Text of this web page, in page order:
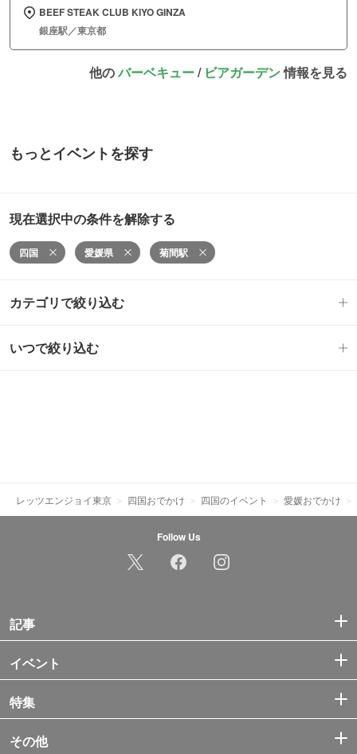
BEEF STEAK CLUB KIYO GINZA
銀座駅／東京都
他のバーベキュー/ ビアガーデン情報を見る
もっとイベントを探す
現在選択中の条件を解除する
四国 愛媛県 菊間駅
カテゴリで絞り込む
いつで絞り込む
レッツエンジョイ東京 四国おでかけ 四国のイベント 愛媛おでかけ
Follow Us
記事
イベント
特集
その他